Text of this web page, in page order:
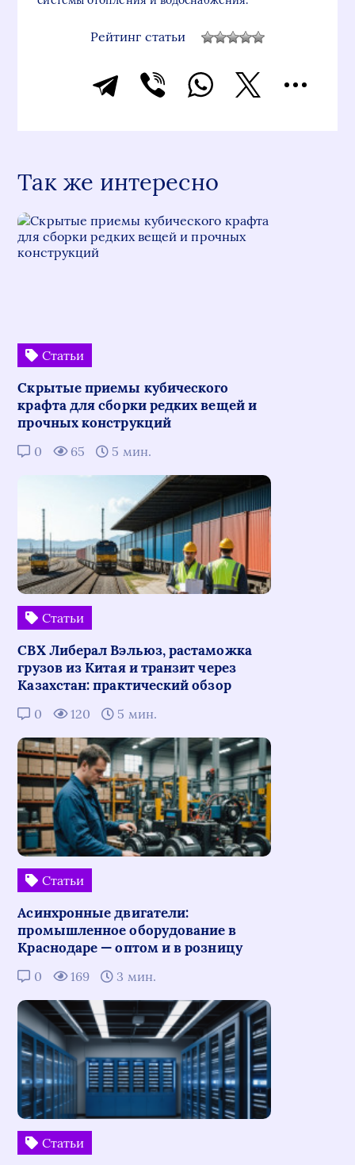
Рейтинг статьи
Так же интересно
Статьи
Скрытые приемы кубического
крафта для сборки редких вещей и
прочных конструкций
0 65 5 мин.
Статьи
СВХ Либерал Вэльюз, растаможка
грузов из Китая и транзит через
Казахстан: практический обзор
0 120 5 мин.
Статьи
Асинхронные двигатели:
промышленное оборудование в
Краснодаре — оптом и в розницу
0 169 3 мин.
Статьи